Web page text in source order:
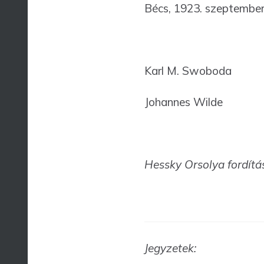
Bécs, 1923. szeptember
Karl M. Swoboda
Johannes Wilde
Hessky Orsolya
Jegyzetek: